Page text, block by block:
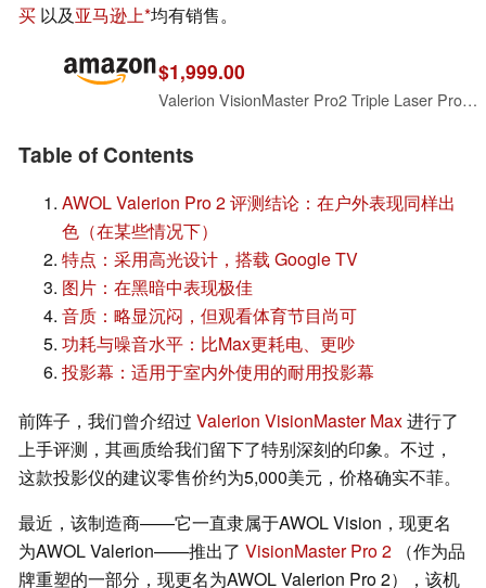
买 以及亚马逊上 均有销售。
$1,999.00
Valerion VisionMaster Pro2 Triple Laser Projector 4K,15000:1 Contrast, 0.9-1.5x Optical Zoom, 2X Multitasking Power, IMAX, HDR10+, GTV, 4ms Lag-Free Gaming, 3000 ISO Lumens, Google Home, Apple Homekit
Table of Contents
AWOL Valerion Pro 2 评测结论：在户外表现同样出
色（在某些情况下）
特点：采用高光设计，搭载 Google TV
图片：在黑暗中表现极佳
音质：略显沉闷，但观看体育节目尚可
功耗与噪音水平：比Max更耗电、更吵
投影幕：适用于室内外使用的耐用投影幕
前阵子，我们曾介绍过 Valerion VisionMaster Max进行了
上手评测，其画质给我们留下了特别深刻的印象。不过，
这款投影仪的建议零售价约为5,000美元，价格确实不菲。
最近，该制造商——它一直隶属于AWOL Vision，现更名
为AWOL Valerion——推出了 VisionMaster Pro 2 （作为品
牌重塑的一部分，现更名为AWOL Valerion Pro 2），该机